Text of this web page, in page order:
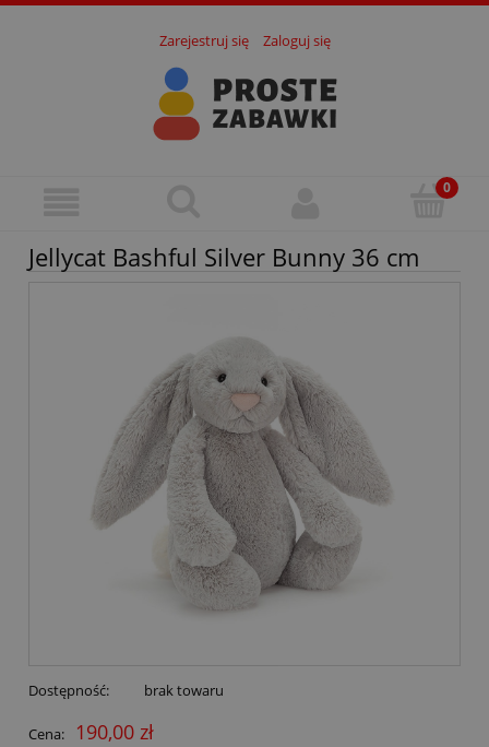
Zarejestruj się Zaloguj się
Jellycat Bashful Silver Bunny 36 cm
Dostępność: brak towaru
Cena: 190,00 zł